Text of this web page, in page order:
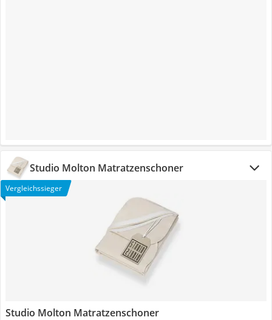
Studio Molton Matratzenschoner
Vergleichssieger
Studio Molton Matratzenschoner